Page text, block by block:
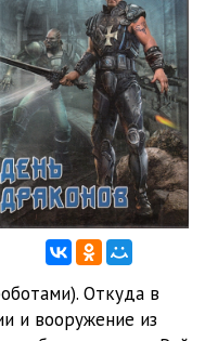
02:38
31:54
13:59
13:27
06:14
14:04
15:47
Откуда в
и вооружение из